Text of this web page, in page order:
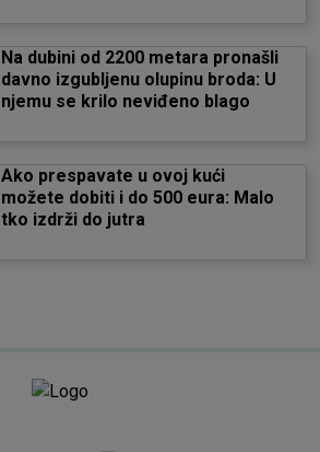
Na dubini od 2200 metara pronašli
davno izgubljenu olupinu broda: U
njemu se krilo neviđeno blago
Ako prespavate u ovoj kući
možete dobiti i do 500 eura: Malo
tko izdrži do jutra